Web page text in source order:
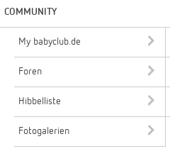
COMMUNITY
My babyclub.de
Foren
Hibbelliste
Fotogalerien